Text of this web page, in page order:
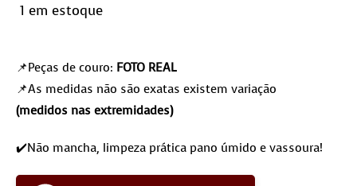
1 em estoque
📌Peças de couro: FOTO REAL
📌As medidas não são exatas existem variação
(medidos nas extremidades)
✔️Não mancha, limpeza prática pano úmido e vassoura!